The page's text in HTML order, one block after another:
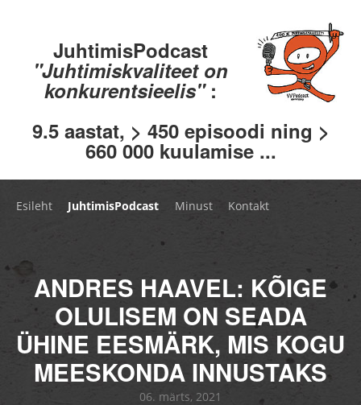
JuhtimisPodcast
"Juhtimiskvaliteet on
konkurentsieelis" :
9.5 aastat, > 450 episoodi ning >
660 000 kuulamise ...
Esileht JuhtimisPodcast Minust Kontakt
ANDRES HAAVEL: KÕIGE
OLULISEM ON SEADA
ÜHINE EESMÄRK, MIS KOGU
MEESKONDA INNUSTAKS
06. märts, 2021